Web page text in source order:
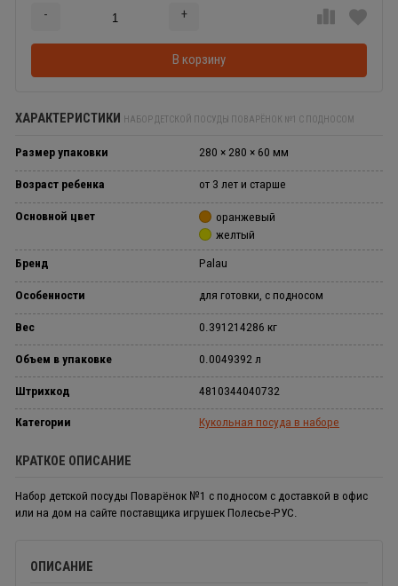
- +
В корзину
ХАРАКТЕРИСТИКИ НАБОР ДЕТСКОЙ ПОСУДЫ ПОВАРЁНОК №1 С ПОДНОСОМ
Размер упаковки 280 × 280 × 60 мм
Возраст ребенка от 3 лет и старше
Основной цвет
оранжевый
желтый
Бренд Palau
Особенности для готовки, с подносом
Вес 0.391214286 кг
Объем в упаковке 0.0049392 л
Штрихкод 4810344040732
Категории Кукольная посуда в наборе
КРАТКОЕ ОПИСАНИЕ
Набор детской посуды Поварёнок №1 с подносом с доставкой в офис
или на дом на сайте поставщика игрушек Полесье-РУС.
ОПИСАНИЕ